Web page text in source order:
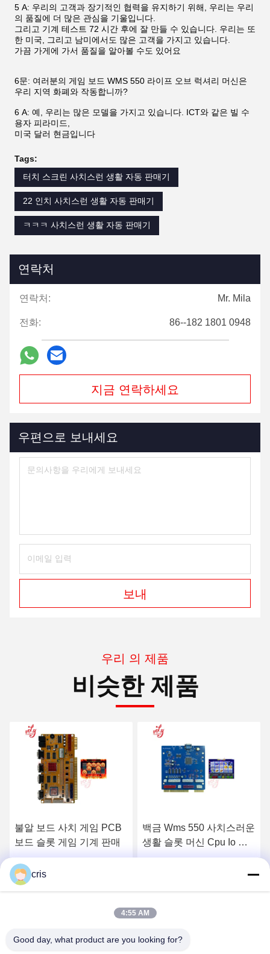
5 A: 우리의 고객과 장기적인 협력을 유지하기 위해, 우리는 우리
의 품질에 더 많은 관심을 기울입니다.
그리고 기계 테스트 72 시간 후에 잘 만들 수 있습니다. 우리는 또
한 미국, 그리고 남미에서도 많은 고객을 가지고 있습니다.
가끔 가게에 가서 품질을 알아볼 수도 있어요
6문: 여러분의 게임 보드 WMS 550 라이프 오브 럭셔리 머신은
우리 지역 화폐와 작동합니까?
6 A: 예, 우리는 많은 모델을 가지고 있습니다. ICT와 같은 빌 수
용자 피라미드,
미국 달러 현금입니다
Tags:
터치 스크린 사치스런 생활 자동 판매기
22 인치 사치스런 생활 자동 판매기
ㅋㅋㅋ 사치스런 생활 자동 판매기
연락처
연락처: Mr. Mila
전화: 86--182 1801 0948
지금 연락하세요
우편으로 보내세요
보내
우리 의 제품
비슷한 제품
백금 Wms 550 사치스러운
생활 슬롯 머신 Cpu Io 널
터치스크린 유형
최상의 가격을 얻으세요
모니터를 게임하는 19 인
치 적외선 터치 스크린 3M
Rs232 카지노 슬롯
최상의 가격을 얻으세요
cris
4:55 AM
Good day, what product are you looking for?